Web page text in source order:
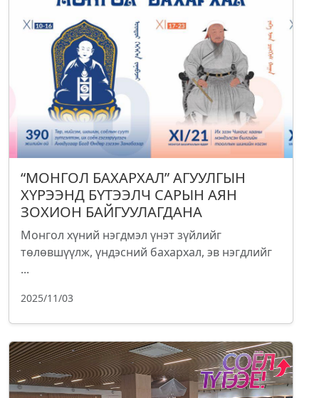
“МОНГОЛ БАХАРХАЛ” АГУУЛГЫН
ХҮРЭЭНД БҮТЭЭЛЧ САРЫН АЯН
ЗОХИОН БАЙГУУЛАГДАНА
Монгол хүний нэгдмэл үнэт зүйлийг
төлөвшүүлж, үндэсний бахархал, эв нэгдлийг
...
2025/11/03